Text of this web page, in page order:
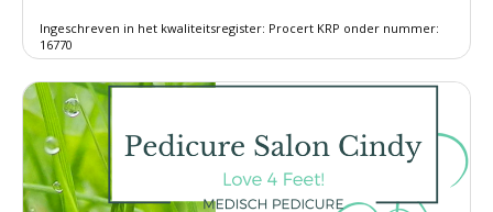
Ingeschreven in het kwaliteitsregister: Procert KRP onder nummer:
16770